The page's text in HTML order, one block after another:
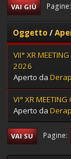
VAI GIÙ Pagine
Oggetto/
VII° XR
2026
Aperto da
VI° XR
Aperto da
VAI SU Pagine